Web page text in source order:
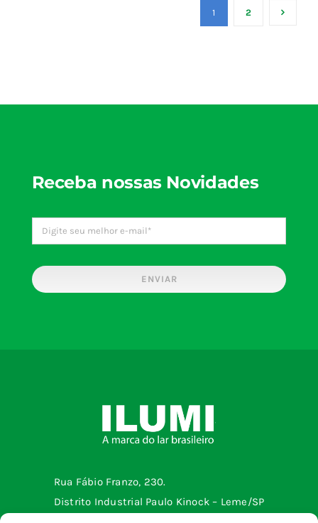
1 2
Receba nossas Novidades
ENVIAR
Rua Fábio Franzo, 230.
Distrito Industrial Paulo Kinock – Leme/SP